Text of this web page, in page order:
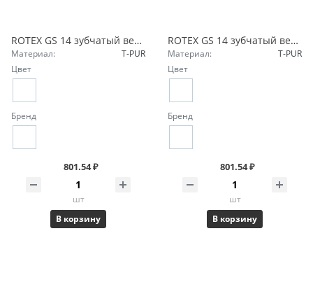
ROTEX GS 14 зубчатый венец 98 Sh-A-GS красный 550141000002 KTR
Материал:
T-PUR
Цвет
Бренд
801.54 ₽
шт
В корзину
ROTEX GS 14 зубчатый венец 92 Sh-A-GS желтый 550141000001 KTR
Материал:
T-PUR
Цвет
Бренд
801.54 ₽
шт
В корзину